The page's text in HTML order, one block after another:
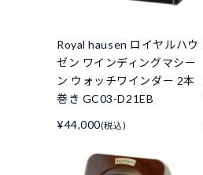
Royal hausen ロイヤルハウ
ゼン ワインディングマシー
ン ウォッチワインダー 2本
巻き GC03-D21EB
¥44,000(税込)